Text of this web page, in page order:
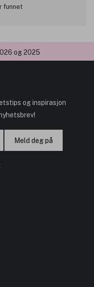
funnet
og 2025
og inspirasjon
Meld deg på